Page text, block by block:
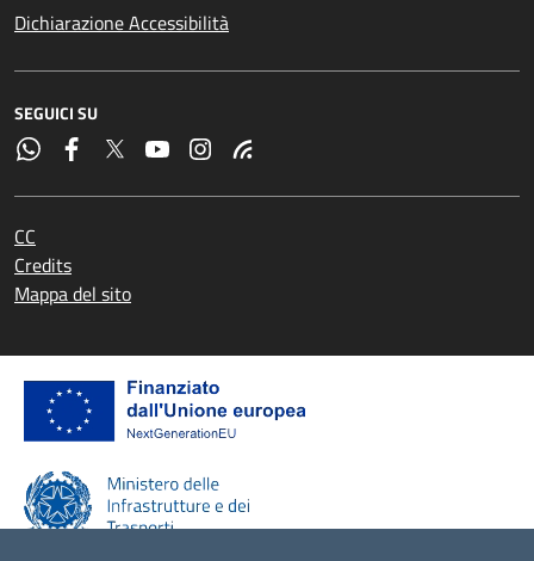
Dichiarazione Accessibilità
SEGUICI SU
CC
Credits
Mappa del sito